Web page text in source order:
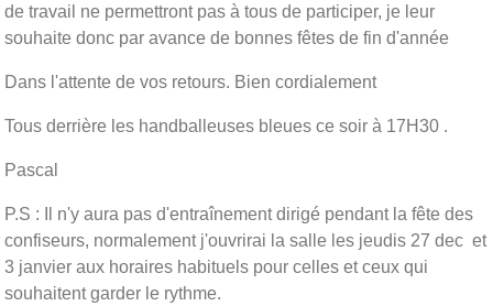
de travail ne permettront pas à tous de participer, je leur
souhaite donc par avance de bonnes fêtes de fin d'année
Dans l'attente de vos retours. Bien cordialement
Tous derrière les handballeuses bleues ce soir à 17H30 .
Pascal
P.S : Il n'y aura pas d'entraînement dirigé pendant la fête des
confiseurs, normalement j'ouvrirai la salle les jeudis 27 dec et
3 janvier aux horaires habituels pour celles et ceux qui
souhaitent garder le rythme.